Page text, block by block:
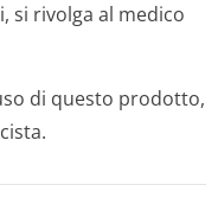
si rivolga al medico
di questo prodotto,